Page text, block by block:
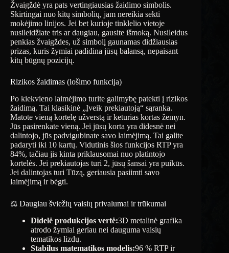
Žvaigždė yra pats vertingiausias žaidimo simbolis.
Skirtingai nuo kitų simbolių, jam nereikia sekti
mokėjimo linijos. Jei bet kurioje tinklelio vietoje
nusileidžiate tris ar daugiau, gausite išmoką. Nusileidus
penkias žvaigždes, už simbolį gaunamas didžiausias
prizas, kuris žymiai padidina jūsų balansą, nepaisant
kitų būgnų pozicijų.
Rizikos žaidimas (lošimo funkcija)
Po kiekvieno laimėjimo turite galimybę patekti į rizikos
žaidimą. Tai klasikinė „Įveik prekiautoją“ sąranka.
Matote vieną kortelę užverstą ir keturias kortas žemyn.
Jūs pasirenkate vieną. Jei jūsų korta yra didesnė nei
dalintojo, jūs padvigubinate savo laimėjimą. Tai galite
padaryti iki 10 kartų. Vidutinis šios funkcijos RTP yra
84%, tačiau jis kinta priklausomai nuo platintojo
kortelės. Jei prekiautojas turi 2, jūsų šansai yra puikūs.
Jei dalintojas turi Tūzą, geriausia pasiimti savo
laimėjimą ir bėgti.
⚖️ Daugiau šviežių vaisių privalumai ir trūkumai
Didelė produkcijos vertė:3D metalinė grafika
atrodo žymiai geriau nei dauguma vaisių
tematikos lizdų.
Stabilus matematikos modelis:96 % RTP ir